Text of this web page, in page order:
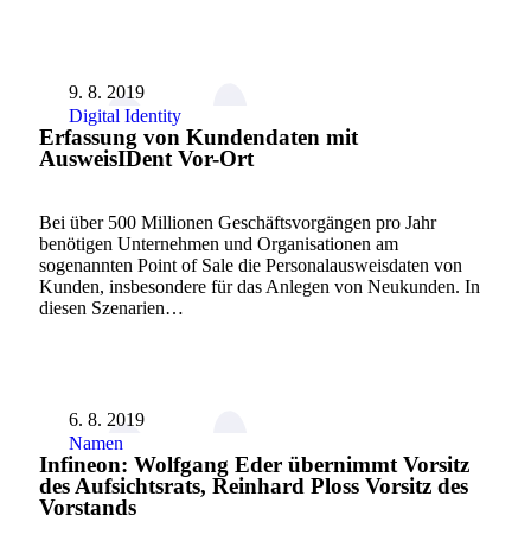
9. 8. 2019
Digital Identity
Erfassung von Kundendaten mit
AusweisIDent Vor-Ort
Bei über 500 Millionen Geschäftsvorgängen pro Jahr
benötigen Unternehmen und Organisationen am
sogenannten Point of Sale die Personalausweisdaten von
Kunden, insbesondere für das Anlegen von Neukunden. In
diesen Szenarien…
6. 8. 2019
Namen
Infineon: Wolfgang Eder übernimmt Vorsitz
des Aufsichtsrats, Reinhard Ploss Vorsitz des
Vorstands